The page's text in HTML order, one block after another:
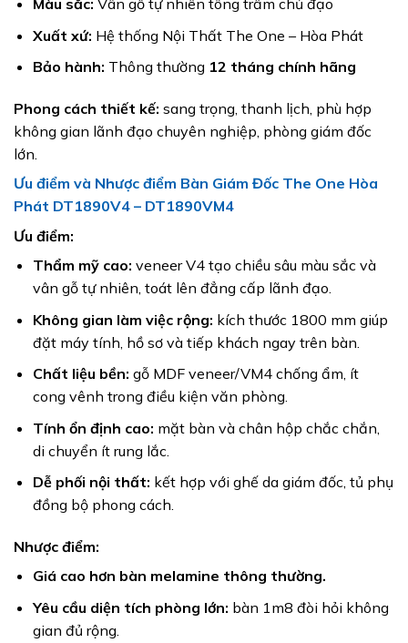
Màu sắc: Vân gỗ tự nhiên tông trầm chủ đạo
Xuất xứ: Hệ thống Nội Thất The One – Hòa Phát
Bảo hành: Thông thường 12 tháng chính hãng
Phong cách thiết kế: sang trọng, thanh lịch, phù hợp
không gian lãnh đạo chuyên nghiệp, phòng giám đốc
lớn.
Ưu điểm và Nhược điểm Bàn Giám Đốc The One Hòa
Phát DT1890V4 – DT1890VM4
Ưu điểm:
Thẩm mỹ cao: veneer V4 tạo chiều sâu màu sắc và
vân gỗ tự nhiên, toát lên đẳng cấp lãnh đạo.
Không gian làm việc rộng: kích thước 1800 mm giúp
đặt máy tính, hồ sơ và tiếp khách ngay trên bàn.
Chất liệu bền: gỗ MDF veneer/VM4 chống ẩm, ít
cong vênh trong điều kiện văn phòng.
Tính ổn định cao: mặt bàn và chân hộp chắc chắn,
di chuyển ít rung lắc.
Dễ phối nội thất: kết hợp với ghế da giám đốc, tủ phụ
đồng bộ phong cách.
Nhược điểm:
Giá cao hơn bàn melamine thông thường.
Yêu cầu diện tích phòng lớn: bàn 1m8 đòi hỏi không
gian đủ rộng.